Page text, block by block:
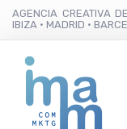
AGENCIA CREATIVA
IBIZA · MADRID ·